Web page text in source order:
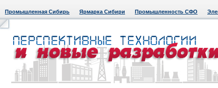
Промышленная Сибирь Ярмарка Сибири Промышленность СФО